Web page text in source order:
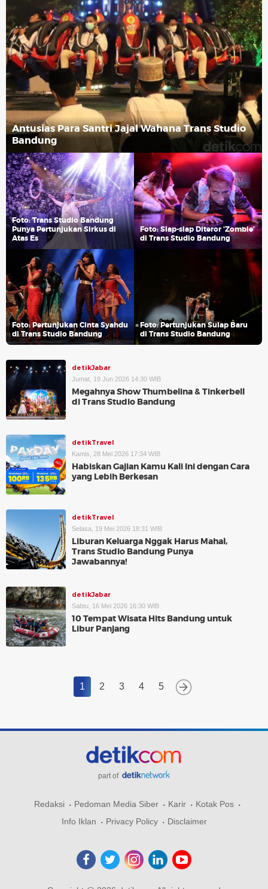
Antusias Para Santri Jajal Wahana Trans Studio
Bandung
Foto: Trans Studio Bandung
Punya Pertunjukan Sirkus di
Atas Es
Foto: Siap-siap Diteror 'Zombie'
di Trans Studio Bandung
Foto: Pertunjukan Cinta Syahdu
di Trans Studio Bandung
Foto: Pertunjukan Sulap Baru
di Trans Studio Bandung
detikJabar
Jumat, 19 Jun 2026 14:30 WIB
Megahnya Show Thumbelina & Tinkerbell
di Trans Studio Bandung
detikTravel
Kamis, 28 Mei 2026 17:34 WIB
Habiskan Gajian Kamu Kali Ini dengan Cara
yang Lebih Berkesan
detikTravel
Selasa, 19 Mei 2026 18:31 WIB
Liburan Keluarga Nggak Harus Mahal,
Trans Studio Bandung Punya
Jawabannya!
detikJabar
Sabtu, 16 Mei 2026 16:30 WIB
10 Tempat Wisata Hits Bandung untuk
Libur Panjang
1 2 3 4 5
part of
Redaksi Pedoman Media Siber Karir
Kotak Pos
Info Iklan
Privacy Policy Disclaimer